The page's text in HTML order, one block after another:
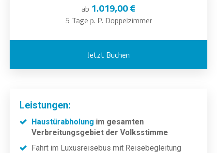
ab 1.019,00 €
5 Tage p. P. Doppelzimmer
Jetzt Buchen
Leistungen:
Haustürabholung im gesamten
Verbreitungsgebiet der Volksstimme
Fahrt im Luxusreisebus mit Reisebegleitung